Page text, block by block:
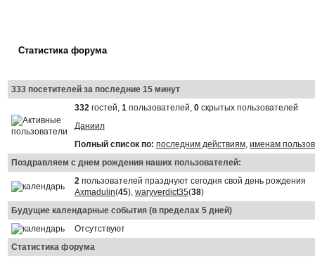
Статистика форума
333 посетителей за последние 15 минут
332гостей, 1пользователей, 0скрытых пользователей
Даниил
Полный список по: последним действиям, именам
Поздравляем с днем рождения наших пользователей:
2пользователей празднуют сегодня свой день рождения
Axmadulin(45), waryverdict35(38)
Будущие календарные события (в пределах 5 дней)
Отсутствуют
Статистика форума